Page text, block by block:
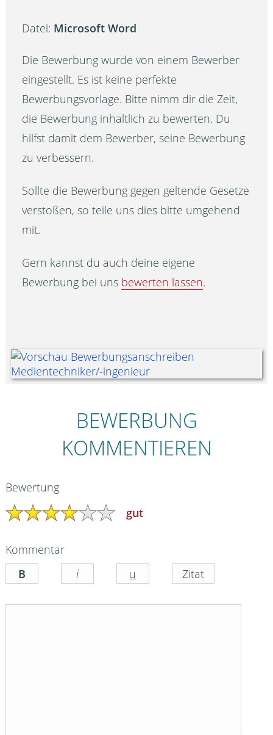
Datei: Microsoft Word
Die Bewerbung wurde von einem Bewerber
eingestellt. Es ist keine perfekte
Bewerbungsvorlage. Bitte nimm dir die Zeit,
die Bewerbung inhaltlich zu bewerten. Du
hilfst damit dem Bewerber, seine Bewerbung
zu verbessern.
Sollte die Bewerbung gegen geltende Gesetze
verstoßen, so teile uns dies bitte umgehend
mit.
Gern kannst du auch deine eigene
Bewerbung bei uns bewerten lassen.
BEWERBUNG
KOMMENTIEREN
Bewertung
gut
Kommentar